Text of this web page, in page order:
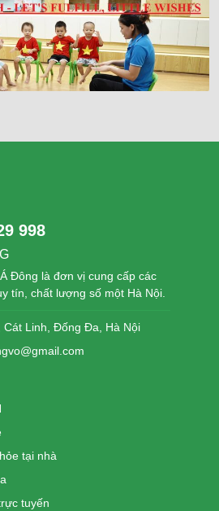
998
Đông là đơn vị cung cấp các
tín, chất lượng số một Hà Nội.
Cát Linh, Đống Đa, Hà Nội
tại nhà
tuyến